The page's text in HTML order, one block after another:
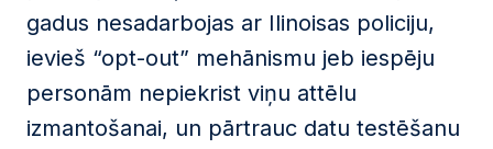
gadus nesadarbojas ar Ilinoisas policiju,
ievieš “opt-out” mehānismu jeb iespēju
personām nepiekrist viņu attēlu
izmantošanai, un pārtrauc datu testēšanu